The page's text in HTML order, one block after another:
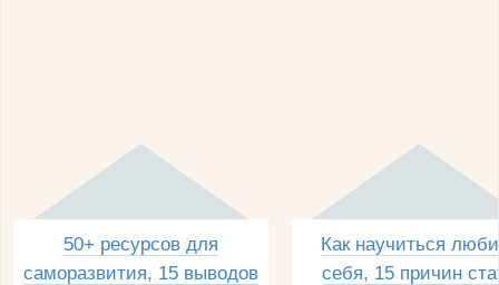
50+ ресурсов для
саморазвития, 15 выводов
Как научиться
себя, 15 причин